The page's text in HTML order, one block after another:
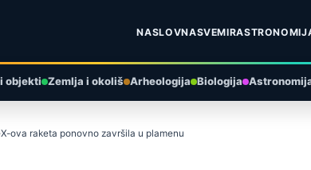
NASLOVNASVEMIR
objekti Zemlja i okoliš Arheologija Biologija
ova raketa ponovno završila u plamenu